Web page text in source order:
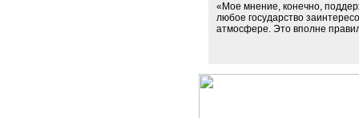
«Мое мнение, конечно,
любое государство
атмосфере. Это вполне